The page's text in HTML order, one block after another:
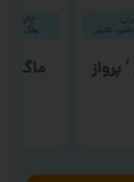
پرواز
ماگ شب